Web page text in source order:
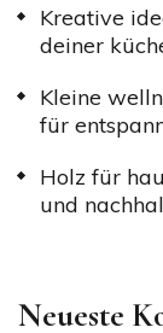
Kreative
deiner
Kleine
für
Holz für
und
Neueste